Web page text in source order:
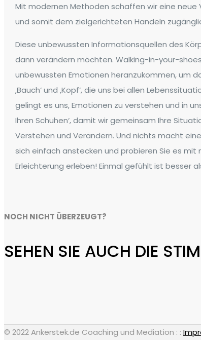
Mit modernen Methoden schaffen wir eine
und somit dem zielgerichteten Handeln
Diese unbewussten Informationsquellen des
dann verändern möchten. Walking-in-your-
unbewussten Emotionen heranzukommen, um
‚Bauch‘ und ‚Kopf‘, die uns bei allen
gelingt es uns, Emotionen zu verstehen und in
Ihren Schuhen‘, damit wir gemeinsam Ihre
Verstehen und Verändern. Und nichts macht
sich einfach anstecken und probieren Sie es mit
Erleichterung erleben! Einmal gefühlt ist besser
NOCH NICHT ÜBERZEUGT?
SEHEN SIE AUCH DIE
© 2022 Ankerstek.de Coaching und Mediation : :